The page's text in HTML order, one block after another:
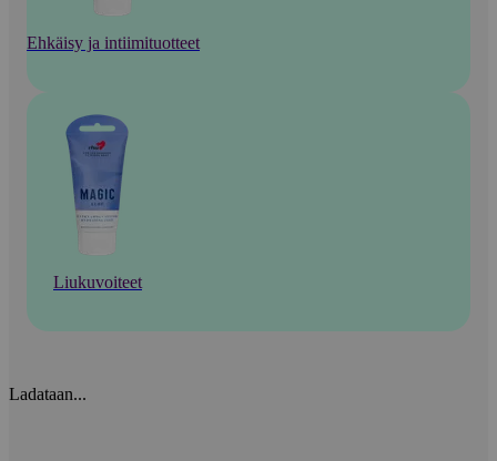
Ehkäisy ja intiimituotteet
Liukuvoiteet
Ladataan...